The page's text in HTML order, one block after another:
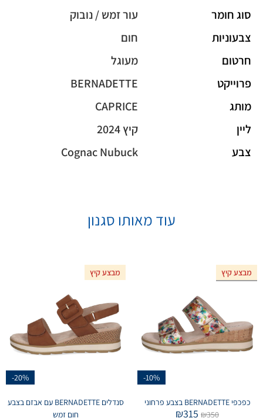
סוג חומר
עור זמש / נובוק
צבעוניות
חום
חרטום
מעוגל
פרוייקט
BERNADETTE
מותג
CAPRICE
ליין
קיץ 2024
צבע
Cognac Nubuck
עוד מאותו סגנון
מבצע קיץ
-10%
אזל המלאי
כפכפי BERNADETTE בצבע פרחוני
₪350
₪315
מבצע קיץ
-20%
סנדלים BERNADETTE עם אבזם בצבע
חום זמש